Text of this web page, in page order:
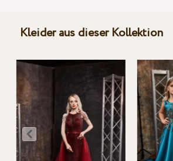
Kleider aus dieser Kollektion